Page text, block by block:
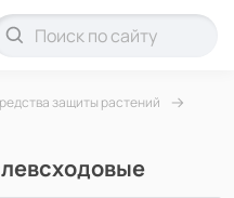
защиты растений